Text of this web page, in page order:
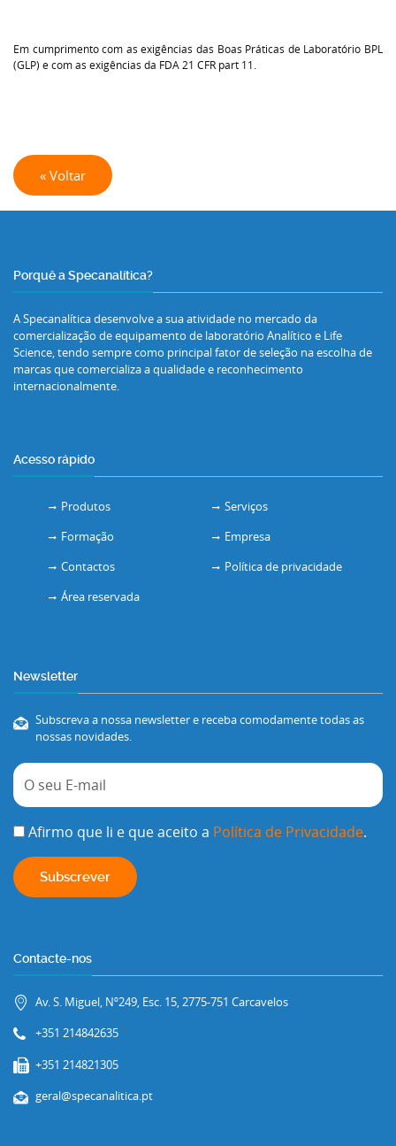
Em cumprimento com as exigências das Boas Práticas de Laboratório BPL
(GLP) e com as exigências da FDA 21 CFR part 11.
« Voltar
Porquê a Specanalítica?
A Specanalítica desenvolve a sua atividade no mercado da
comercialização de equipamento de laboratório Analítico e Life
Science, tendo sempre como principal fator de seleção na escolha de
marcas que comercializa a qualidade e reconhecimento
internacionalmente.
Acesso rápido
Produtos
Serviços
Formação
Empresa
Contactos
Política de privacidade
Área reservada
Newsletter
Subscreva a nossa newsletter e receba comodamente todas as
nossas novidades.
Afirmo que li e que aceito a Política de Privacidade.
Contacte-nos
Av. S. Miguel, Nº249, Esc. 15, 2775-751 Carcavelos
+351 214842635
+351 214821305
geral@specanalitica.pt